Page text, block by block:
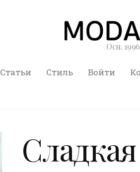
Осн. 1996
Статьи Стиль Войти